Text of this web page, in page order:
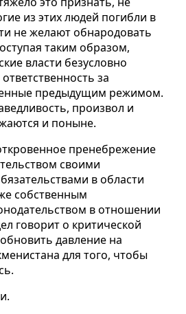
из этих людей погибли в
не желают обнародовать
таким образом,
власти безусловно
за
предыдущим режимом.
произвол и
и поныне.
пренебрежение
своими
в области
собственным
в отношении
говорит о критической
давление на
для того, чтобы